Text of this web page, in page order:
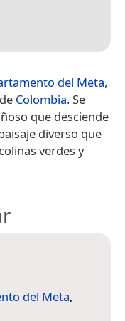
del Meta,
Colombia. Se
que desciende
diverso que
verdes y
del Meta,